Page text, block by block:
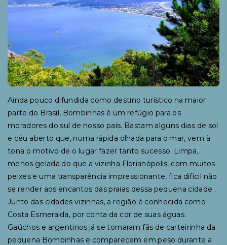
Ainda pouco difundida como destino turístico na maior
parte do Brasil, Bombinhas é um refúgio para os
moradores do sul de nosso país. Bastam alguns dias de sol
e céu aberto que, numa rápida olhada para o mar, vem à
tona o motivo de o lugar fazer tanto sucesso. Limpa,
menos gelada do que a vizinha Florianópolis, com muitos
peixes e uma transparência impressionante, fica difícil não
se render aos encantos das praias dessa pequena cidade.
Junto das cidades vizinhas, a região é conhecida como
Costa Esmeralda, por conta da cor de suas águas.
Gaúchos e argentinos já se tornaram fãs de carteirinha da
pequena Bombinhas e comparecem em peso durante a